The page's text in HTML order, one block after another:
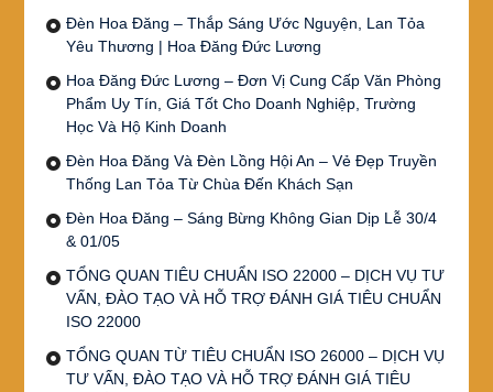
Đèn Hoa Đăng – Thắp Sáng Ước Nguyện, Lan Tỏa
Yêu Thương | Hoa Đăng Đức Lương
Hoa Đăng Đức Lương – Đơn Vị Cung Cấp Văn Phòng
Phẩm Uy Tín, Giá Tốt Cho Doanh Nghiệp, Trường
Học Và Hộ Kinh Doanh
Đèn Hoa Đăng Và Đèn Lồng Hội An – Vẻ Đẹp Truyền
Thống Lan Tỏa Từ Chùa Đến Khách Sạn
Đèn Hoa Đăng – Sáng Bừng Không Gian Dịp Lễ 30/4
& 01/05
TỔNG QUAN TIÊU CHUẨN ISO 22000 – DỊCH VỤ TƯ
VẤN, ĐÀO TẠO VÀ HỖ TRỢ ĐÁNH GIÁ TIÊU CHUẨN
ISO 22000
TỔNG QUAN TỪ TIÊU CHUẨN ISO 26000 – DỊCH VỤ
TƯ VẤN, ĐÀO TẠO VÀ HỖ TRỢ ĐÁNH GIÁ TIÊU